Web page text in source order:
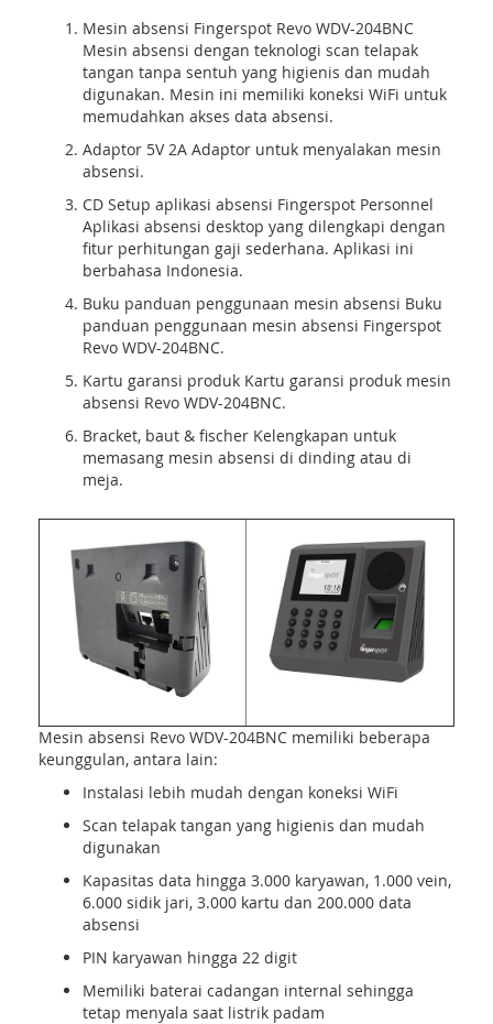
Mesin absensi Fingerspot Revo WDV-204BNC
Mesin absensi dengan teknologi scan telapak
tangan tanpa sentuh yang higienis dan mudah
digunakan. Mesin ini memiliki koneksi WiFi untuk
memudahkan akses data absensi.
Adaptor 5V 2A Adaptor untuk menyalakan mesin
absensi.
CD Setup aplikasi absensi Fingerspot Personnel
Aplikasi absensi desktop yang dilengkapi dengan
fitur perhitungan gaji sederhana. Aplikasi ini
berbahasa Indonesia.
Buku panduan penggunaan mesin absensi Buku
panduan penggunaan mesin absensi Fingerspot
Revo WDV-204BNC.
Kartu garansi produk Kartu garansi produk mesin
absensi Revo WDV-204BNC.
Bracket, baut & fischer Kelengkapan untuk
memasang mesin absensi di dinding atau di
meja.
Mesin absensi Revo WDV-204BNC memiliki beberapa
keunggulan, antara lain:
Instalasi lebih mudah dengan koneksi WiFi
Scan telapak tangan yang higienis dan mudah
digunakan
Kapasitas data hingga 3.000 karyawan, 1.000 vein,
6.000 sidik jari, 3.000 kartu dan 200.000 data
absensi
PIN karyawan hingga 22 digit
Memiliki baterai cadangan internal sehingga
tetap menyala saat listrik padam